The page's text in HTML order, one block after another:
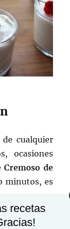
cualquier
ocasiones
Cremoso de
minutos, es
es que los
recetas